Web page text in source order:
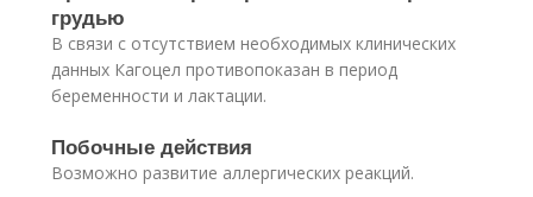
грудью
В связи с отсутствием необходимых клинических
данных Кагоцел противопоказан в период
беременности и лактации.
Побочные действия
Возможно развитие аллергических реакций.